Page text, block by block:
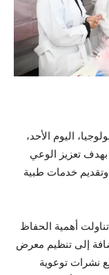
اليوم الأحد،
بهدف تعزيز الوعي
خدمات طبية
أهمية الحفاظ
إلى تنظيم معرض
نشرات توعوية